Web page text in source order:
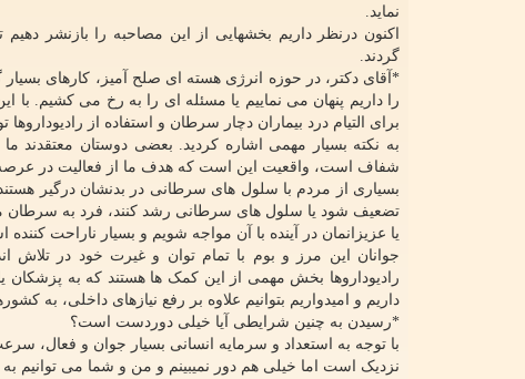
نماید.
اکنون درنظر داریم بخشهایی از این مصاحبه را بازنشر
گردند.
*آقای دکتر، در حوزه انرژی هسته ای صلح آمیز، کارهای
را داریم پنهان می نماییم یا مسئله ای را به رخ می کشیم.
برای التیام درد بیماران دچار سرطان و استفاده از
به نکته بسیار مهمی اشاره کردید. بعضی دوستان معتقدند ما
شفاف است، واقعیت این است که هدف ما از فعالیت در عرصه
بسیاری از مردم با سلول های سرطانی در بدنشان درگیر
تضعیف شود یا سلول های سرطانی رشد کنند، فرد به سرطان
یا عزیزانمان در آینده با آن مواجه شویم و بسیار ناراحت
جوانان این مرز و بوم با تمام توان و غیرت خود در تلاش
رادیوداروها بخش مهمی از این کمک ها هستند که به پزشکان
داریم و امیدواریم بتوانیم علاوه بر رفع نیازهای داخلی، به
*رسیدن به چنین شرایطی آیا خیلی دوردست است؟
با توجه به استعداد و سرمایه انسانی بسیار جوان و فعال،
نزدیک است اما خیلی هم دور نمیبینم و من و شما می توانیم